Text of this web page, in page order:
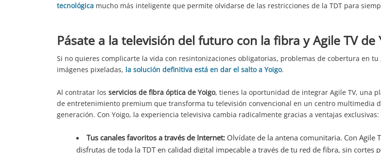
tecnológica mucho más inteligente que permite olvidarse de las restricciones de la TDT para
Pásate a la televisión del futuro con la fibra y Agile TV de
Si no quieres complicarte la vida con resintonizaciones obligatorias, problemas de cobertura en tu
imágenes pixeladas, la solución definitiva está en dar el salto a Yoigo.
Al contratar los servicios de fibra óptica de Yoigo, tienes la oportunidad de integrar Agile TV, una
de entretenimiento premium que transforma tu televisión convencional en un centro multimedia
generación. Con Yoigo, la experiencia televisiva cambia radicalmente gracias a ventajas exclusivas:
Tus canales favoritos a través de Internet: Olvídate de la antena comunitaria. Con Agile
disfrutas de toda la TDT en calidad digital impecable a través de tu red de fibra, sin cortes